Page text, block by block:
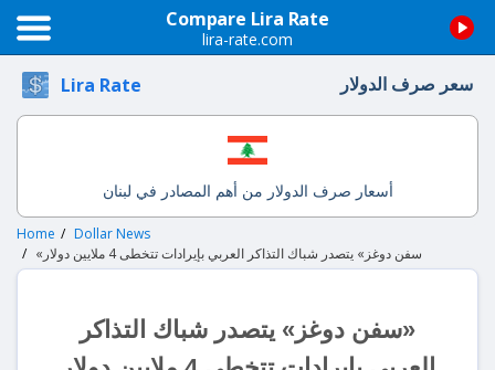
Compare Lira Rate
lira-rate.com
Lira Rate سعر صرف الدولار
أسعار صرف الدولار من أهم المصادر في لبنان
Home
Dollar News
«سفن دوغز» يتصدر شباك التذاكر العربي بإيرادات تتخطى 4 ملايين دولار
«سفن دوغز» يتصدر شباك التذاكر